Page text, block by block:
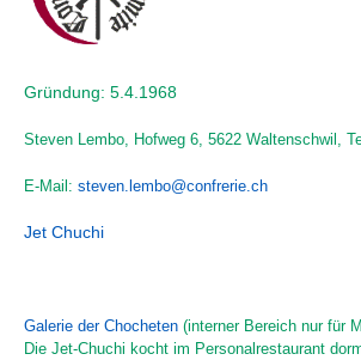
Gründung: 5.4.1968
Steven Lembo, Hofweg 6, 5622 Waltenschwil,
E-Mail: steven.lembo@confrerie.ch
Jet Chuchi
Galerie der Chocheten (interner Bereich nur für
Die Jet-Chuchi kocht im Personalrestaurant